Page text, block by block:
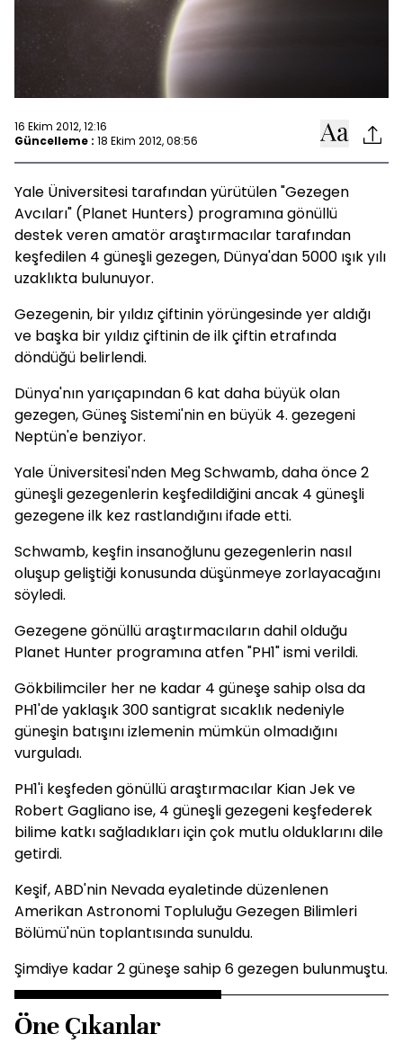
16 Ekim 2012, 12:16
Güncelleme : 18 Ekim 2012, 08:56
Yale Üniversitesi tarafından yürütülen "Gezegen
Avcıları" (Planet Hunters) programına gönüllü
destek veren amatör araştırmacılar tarafından
keşfedilen 4 güneşli gezegen, Dünya'dan 5000 ışık yılı
uzaklıkta bulunuyor.
Gezegenin, bir yıldız çiftinin yörüngesinde yer aldığı
ve başka bir yıldız çiftinin de ilk çiftin etrafında
döndüğü belirlendi.
Dünya'nın yarıçapından 6 kat daha büyük olan
gezegen, Güneş Sistemi'nin en büyük 4. gezegeni
Neptün'e benziyor.
Yale Üniversitesi'nden Meg Schwamb, daha önce 2
güneşli gezegenlerin keşfedildiğini ancak 4 güneşli
gezegene ilk kez rastlandığını ifade etti.
Schwamb, keşfin insanoğlunu gezegenlerin nasıl
oluşup geliştiği konusunda düşünmeye zorlayacağını
söyledi.
Gezegene gönüllü araştırmacıların dahil olduğu
Planet Hunter programına atfen "PH1" ismi verildi.
Gökbilimciler her ne kadar 4 güneşe sahip olsa da
PH1'de yaklaşık 300 santigrat sıcaklık nedeniyle
güneşin batışını izlemenin mümkün olmadığını
vurguladı.
PH1'i keşfeden gönüllü araştırmacılar Kian Jek ve
Robert Gagliano ise, 4 güneşli gezegeni keşfederek
bilime katkı sağladıkları için çok mutlu olduklarını dile
getirdi.
Keşif, ABD'nin Nevada eyaletinde düzenlenen
Amerikan Astronomi Topluluğu Gezegen Bilimleri
Bölümü'nün toplantısında sunuldu.
Şimdiye kadar 2 güneşe sahip 6 gezegen bulunmuştu.
Öne Çıkanlar